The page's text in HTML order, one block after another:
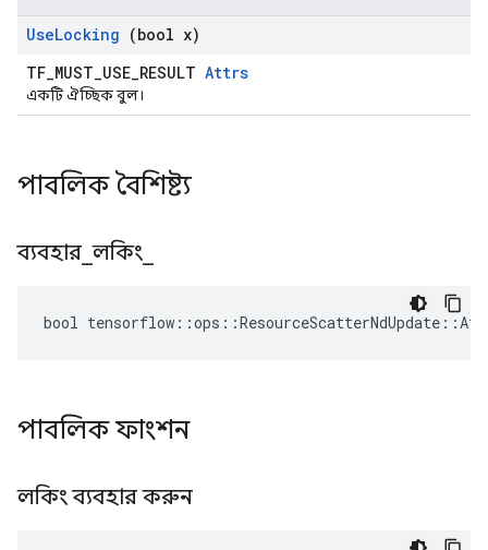
UseLocking (bool x)
TF_MUST_USE_RESULT Attrs
একটি ঐচ্ছিক বুল।
পাবলিক বৈশিষ্ট্য
ব্যবহার _লকিং
bool
পাবলিক ফাংশন
লকিং ব্যবহার করুন